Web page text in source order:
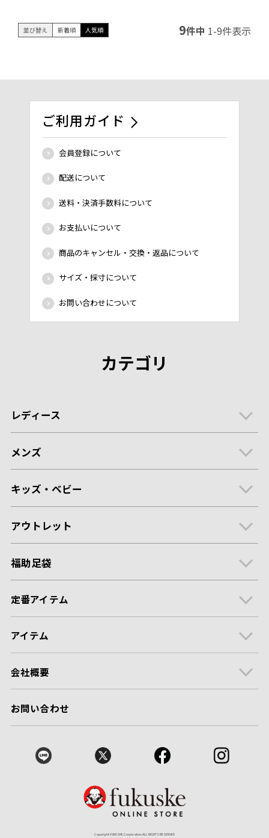
並び替え 新着順 人気順 9件中 1-9件表示
ご利用ガイド
会員登録について
配送について
送料・決済手数料について
お支払いについて
商品のキャンセル・交換・返品について
サイズ・採寸について
お問い合わせについて
カテゴリ
レディース
メンズ
キッズ・ベビー
アウトレット
福助足袋
定番アイテム
アイテム
会社概要
お問い合わせ
Copyright FUKUSKE Corporation ALL RIGHTS RESERVED